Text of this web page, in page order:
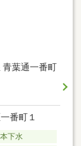
青葉通一番町
番町１
本下水